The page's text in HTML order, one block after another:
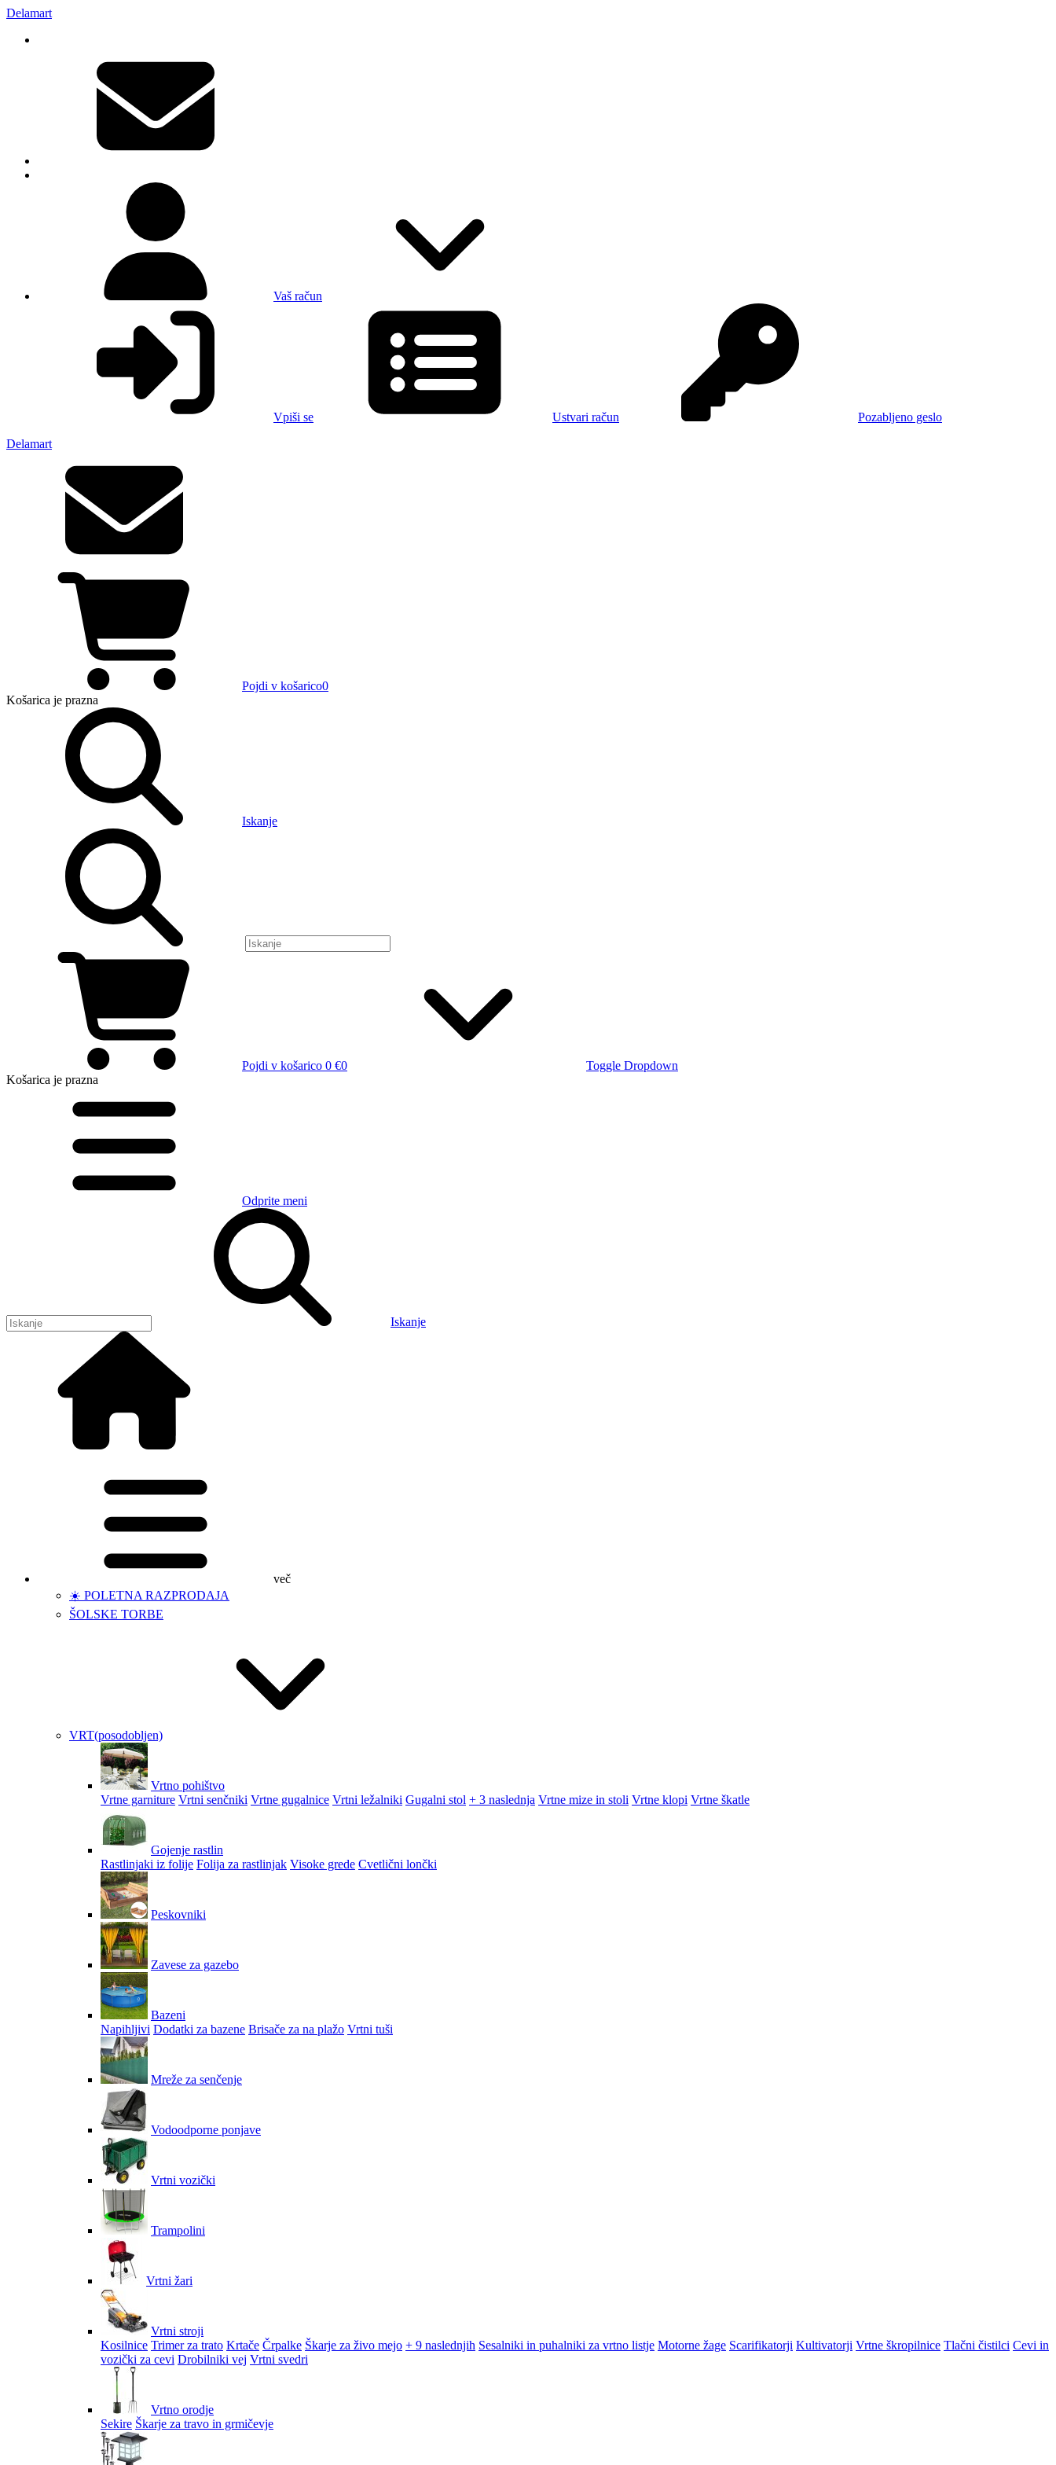
Delamart
Vaš račun
Vpiši se Ustvari račun
Pozabljeno geslo
Delamart
Pojdi v košarico0
Košarica je prazna
Iskanje
Pojdi v košarico 0 €0
Toggle Dropdown
Košarica je prazna
Odprite meni
Iskanje
več
☀️ POLETNA RAZPRODAJA
ŠOLSKE TORBE
VRT(posodobljen)
Vrtno pohištvo
Vrtne garniture Vrtni senčniki Vrtne gugalnice Vrtni ležalniki Gugalni stol + 3 naslednja Vrtne mize in stoli Vrtne klopi Vrtne škatle
Gojenje rastlin
Rastlinjaki iz folije Folija za rastlinjak Visoke grede Cvetlični lončki
Peskovniki
Zavese za gazebo
Bazeni
Napihljivi Dodatki za bazene Brisače za na plažo Vrtni tuši
Mreže za senčenje
Vodoodporne ponjave
Vrtni vozički
Trampolini
Vrtni žari
Vrtni stroji
Kosilnice Trimer za trato Krtače Črpalke Škarje za živo mejo + 9 naslednjih Sesalniki in puhalniki za vrtno listje Motorne žage Scarifikatorji Kultivatorji Vrtne škropilnice Tlačni čistilci Cevi in
vozički za cevi Drobilniki vej Vrtni svedri
Vrtno orodje
Sekire Škarje za travo in grmičevje